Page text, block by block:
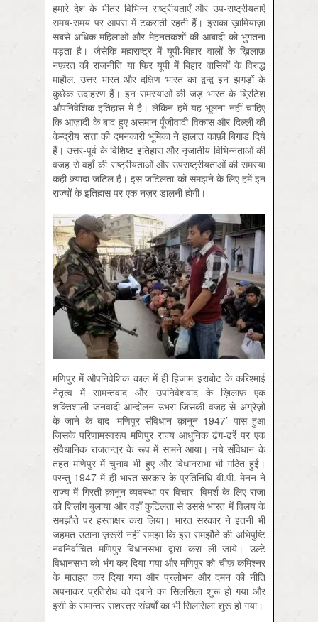
हमारे देश के भीतर विभिन्न राष्ट्रीयताएँ और उप-राष्ट्रीयताएँ
समय-समय पर आपस में टकराती रहती हैं। इसका ख़ामियाज़ा
सबसे अधिक महिलाओं और मेहनतकशों की आबादी को भुगतना
पड़ता है। जैसेकि महाराष्ट्र में यूपी-बिहार वालों के ख़िलाफ़
नफ़रत की राजनीति या फिर यूपी में बिहार वासियों के विरुद्ध
माहौल, उत्तर भारत और दक्षिण भारत का द्वन्द्व इन झगड़ों के
कुछेक उदाहरण हैं। इन समस्याओं की जड़ भारत के ब्रिटिश
औपनिवेशिक इतिहास में है। लेकिन हमें यह भूलना नहीं चाहिए
कि आज़ादी के बाद हुए असमान पूँजीवादी विकास और दिल्ली की
केन्द्रीय सत्ता की दमनकारी भूमिका ने हालात काफ़ी बिगाड़ दिये
हैं। उत्तर-पूर्व के विशिष्ट इतिहास और नृजातीय विभिन्नताओं की
वजह से वहाँ की राष्ट्रीयताओं और उपराष्ट्रीयताओं की समस्या
कहीं ज़्यादा जटिल है। इस जटिलता को समझने के लिए हमें इन
राज्यों के इतिहास पर एक नज़र डालनी होगी।
मणिपुर में औपनिवेशिक काल में ही हिजाम इराबोट के करिश्माई
नेतृत्व में सामन्तवाद और उपनिवेशवाद के ख़िलाफ़ एक
शक्तिशाली जनवादी आन्दोलन उभरा जिसकी वजह से अंग्रेज़ों
के जाने के बाद ‘मणिपुर संविधान क़ानून 1947’ पास हुआ
जिसके परिणामस्वरूप मणिपुर राज्य आधुनिक ढंग-ढर्रे पर एक
संवैधानिक राजतन्त्र के रूप में सामने आया। नये संविधान के
तहत मणिपुर में चुनाव भी हुए और विधानसभा भी गठित हुई।
परन्तु 1947 में ही भारत सरकार के प्रतिनिधि वी.पी. मेनन ने
राज्य में गिरती क़ानून-व्यवस्था पर विचार- विमर्श के लिए राजा
को शिलांग बुलाया और वहाँ कुटिलता से उससे भारत में विलय के
समझौते पर हस्ताक्षर करा लिया। भारत सरकार ने इतनी भी
जहमत उठाना ज़रूरी नहीं समझा कि इस समझौते की अभिपुष्टि
नवनिर्वाचित मणिपुर विधानसभा द्वारा करा ली जाये। उल्टे
विधानसभा को भंग कर दिया गया और मणिपुर को चीफ़ कमिश्नर
के मातहत कर दिया गया और प्रलोभन और दमन की नीति
अपनाकर प्रतिरोध को दबाने का सिलसिला शुरू हो गया और
इसी के समान्तर सशस्त्र संघर्षों का भी सिलसिला शुरू हो गया।